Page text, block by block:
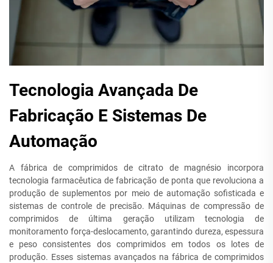
Tecnologia Avançada De
Fabricação E Sistemas De
Automação
A fábrica de comprimidos de citrato de magnésio incorpora
tecnologia farmacêutica de fabricação de ponta que revoluciona a
produção de suplementos por meio de automação sofisticada e
sistemas de controle de precisão. Máquinas de compressão de
comprimidos de última geração utilizam tecnologia de
monitoramento força-deslocamento, garantindo dureza, espessura
e peso consistentes dos comprimidos em todos os lotes de
produção. Esses sistemas avançados na fábrica de comprimidos